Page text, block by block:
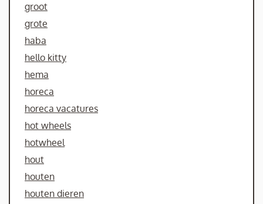
groot
grote
haba
hello kitty
hema
horeca
horeca vacatures
hot wheels
hotwheel
hout
houten
houten dieren